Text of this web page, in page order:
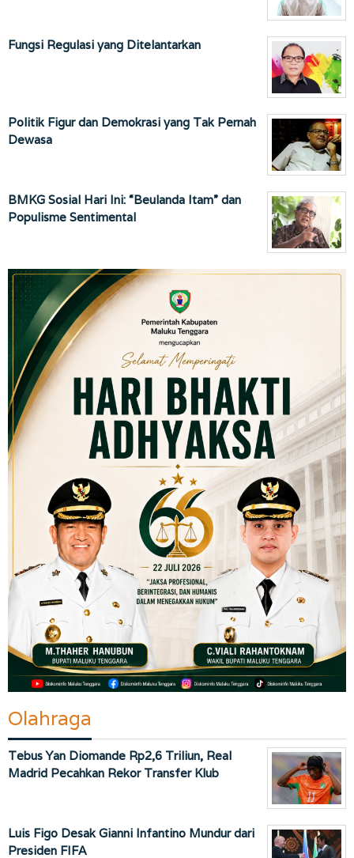
Fungsi Regulasi yang Ditelantarkan
Politik Figur dan Demokrasi yang Tak Pernah
Dewasa
BMKG Sosial Hari Ini: “Beulanda Itam” dan
Populisme Sentimental
Olahraga
Tebus Yan Diomande Rp2,6 Triliun, Real
Madrid Pecahkan Rekor Transfer Klub
Luis Figo Desak Gianni Infantino Mundur dari
Presiden FIFA